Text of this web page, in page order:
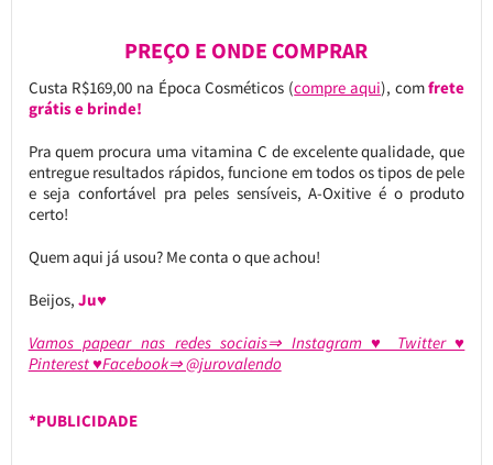
PREÇO E ONDE COMPRAR
Custa R$169,00 na Época Cosméticos (compre aqui), comfrete
grátis e brinde!
Pra quem procura uma vitamina C de excelente qualidade, que
entregue resultados rápidos, funcione em todos os tipos de pele
e seja confortável pra peles sensíveis, A-Oxitive é o produto
certo!
Quem aqui já usou? Me conta o que achou!
Beijos, Ju♥
Vamos papear nas redes sociais⇒ Instagram ♥ Twitter ♥
Pinterest ♥Facebook⇒ @jurovalendo
*PUBLICIDADE